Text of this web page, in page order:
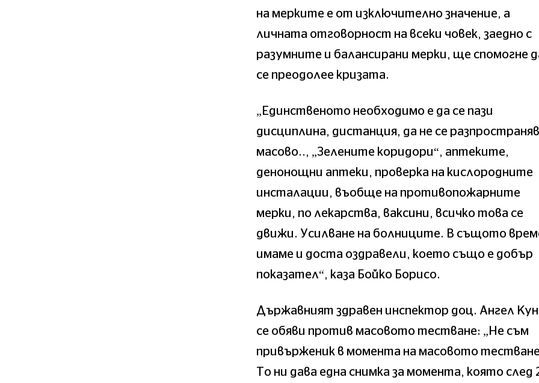
на мерките е от изключително значение, а
личната отговорност на всеки човек, заедно с
разумните и балансирани мерки, ще спомогне
се преодолее кризата.
„Единственото необходимо е да се пази
дисциплина, дистанция, да не се
масово.., „Зелените коридори“, аптеките,
денонощни аптеки, проверка на кислородните
инсталации, въобще на противопожарните
мерки, по лекарства, ваксини, всичко това се
движи. Усилване на болниците. В същото
имаме и доста оздравели, което също е добър
показател“, каза Бойко Борисо.
Държавният здравен инспектор доц. Ангел
се обяви против масовото тестване: „Не съм
привърженик в момента на масовото
То ни дава една снимка за момента, която след